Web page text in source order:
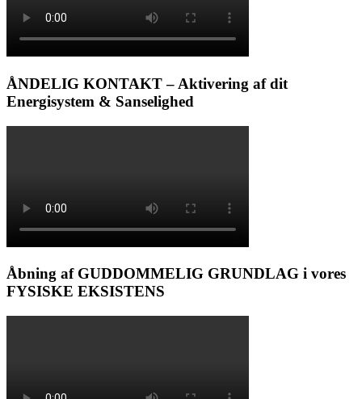
ÅNDELIG KONTAKT – Aktivering af dit
Energisystem & Sanselighed
Åbning af GUDDOMMELIG GRUNDLAG i vores
FYSISKE EKSISTENS